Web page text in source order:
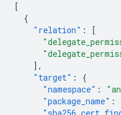
[
{
"relation" :
[
],
"target" :
{
"namespace" :
"package_name" :